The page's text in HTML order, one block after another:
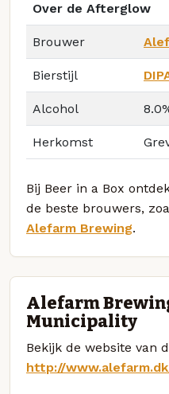
Over de Afterglow
Brouwer
Bierstijl
Alcohol
Herkomst
Bij Beer in a Box
de beste brouwers,
Alefarm Brewing.
Alefarm
Municipality
Bekijk de website van
http://